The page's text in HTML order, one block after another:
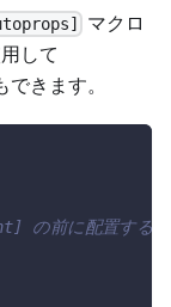
マクロ
して
きます。
前に配置する必